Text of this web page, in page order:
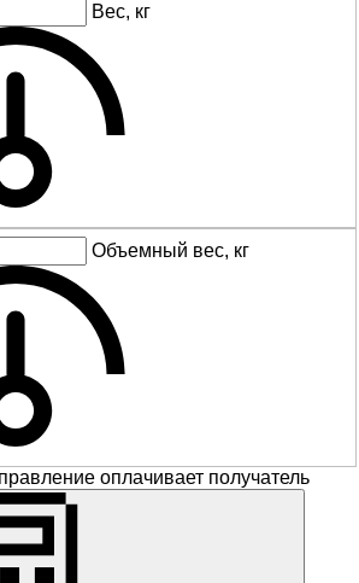
Вес, кг
Объемный вес, кг
оплачивает получатель